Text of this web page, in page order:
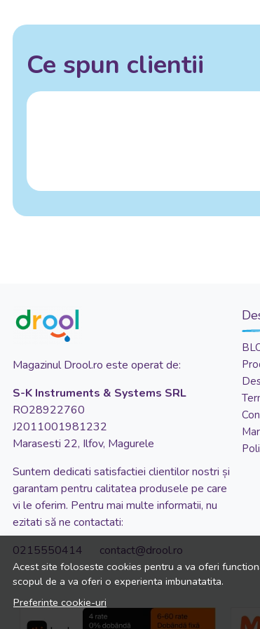
Ce spun clientii
Acest site foloseste cookies pentru a va oferi
scopul de a va oferi o experienta imbunatatita.
Preferinte cookie-uri
Magazinul Drool.ro este operat de:
S-K Instruments & Systems SRL
RO28922760
J2011001981232
Marasesti 22, Ilfov, Magurele
Suntem dedicati satisfactiei clientilor nostri și
garantam pentru calitatea produsele pe care
vi le oferim. Pentru mai multe informatii, nu
ezitati să ne contactati:
0215550414 contact@drool.ro